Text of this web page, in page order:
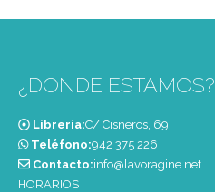
¿DONDE ESTAMOS?
Librería:C/ Cisneros, 69
Teléfono:‭942 375 226‬
Contacto:info@lavoragine.net
HORARIOS